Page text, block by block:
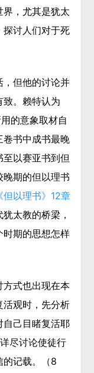
，尤其是犹太
探讨人们对于死
，但他的讨论并
。赖特认为
的意象取材自
卷书中成书最晚
以赛亚书到但
期的但以理书
但以理书》12章
太教的桥梁，
时期的思想怎样
式也出现在本
观时，先分析
己目睹复活耶
尽讨论使徒行
的记载。（8